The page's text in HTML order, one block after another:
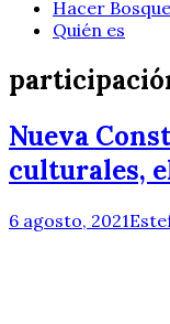
Hacer
Quién es
Nueva
culturales,
6 agosto, 2021